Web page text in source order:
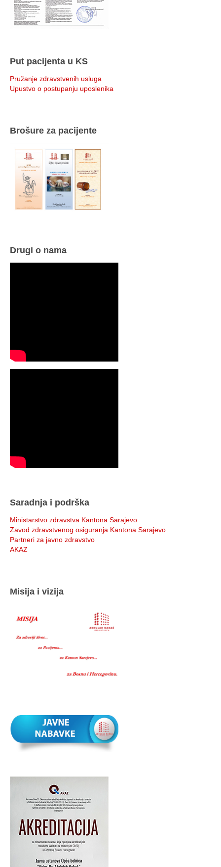
Put pacijenta u KS
Pružanje zdravstvenih usluga
Upustvo o postupanju uposlenika
Brošure za pacijente
Drugi o nama
Saradnja i podrška
Ministarstvo zdravstva Kantona Sarajevo
Zavod zdravstvenog osiguranja Kantona Sarajevo
Partneri za javno zdravstvo
AKAZ
Misija i vizija